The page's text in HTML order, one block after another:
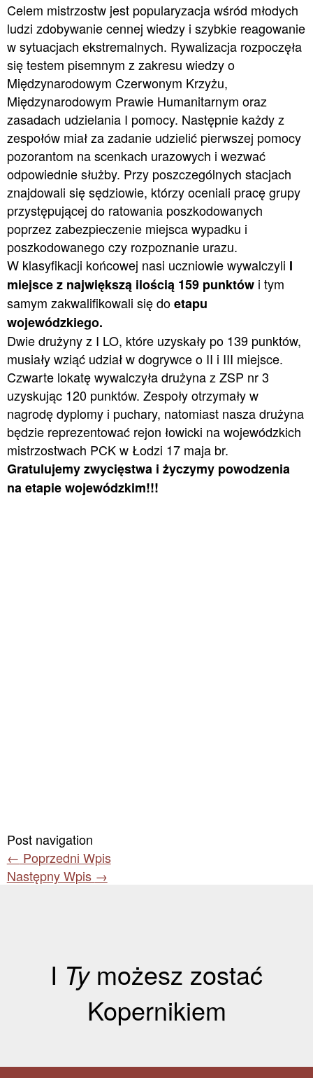
Celem mistrzostw jest popularyzacja wśród młodych
ludzi zdobywanie cennej wiedzy i szybkie reagowanie
w sytuacjach ekstremalnych. Rywalizacja rozpoczęła
się testem pisemnym z zakresu wiedzy o
Międzynarodowym Czerwonym Krzyżu,
Międzynarodowym Prawie Humanitarnym oraz
zasadach udzielania I pomocy. Następnie każdy z
zespołów miał za zadanie udzielić pierwszej pomocy
pozorantom na scenkach urazowych i wezwać
odpowiednie służby. Przy poszczególnych stacjach
znajdowali się sędziowie, którzy oceniali pracę grupy
przystępującej do ratowania poszkodowanych
poprzez zabezpieczenie miejsca wypadku i
poszkodowanego czy rozpoznanie urazu.
W klasyfikacji końcowej nasi uczniowie wywalczyli I
miejsce z największą ilością 159 punktówi tym
samym zakwalifikowali się doetapu
wojewódzkiego.
Dwie drużyny z I LO, które uzyskały po 139 punktów,
musiały wziąć udział w dogrywce o II i III miejsce.
Czwarte lokatę wywalczyła drużyna z ZSP nr 3
uzyskując 120 punktów. Zespoły otrzymały w
nagrodę dyplomy i puchary, natomiast nasza drużyna
będzie reprezentować rejon łowicki na wojewódzkich
mistrzostwach PCK w Łodzi 17 maja br.
Gratulujemy zwycięstwa i życzymy powodzenia
na etapie wojewódzkim!!!
Post navigation
← Poprzedni Wpis
Następny Wpis →
I Tymożesz zostać
Kopernikiem